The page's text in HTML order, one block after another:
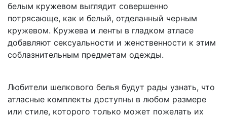
белым кружевом выглядит совершенно
потрясающе, как и белый, отделанный черным
кружевом. Кружева и ленты в гладком атласе
добавляют сексуальности и женственности к этим
соблазнительным предметам одежды.
Любители шелкового белья будут рады узнать, что
атласные комплекты доступны в любом размере
или стиле, которого только может пожелать их